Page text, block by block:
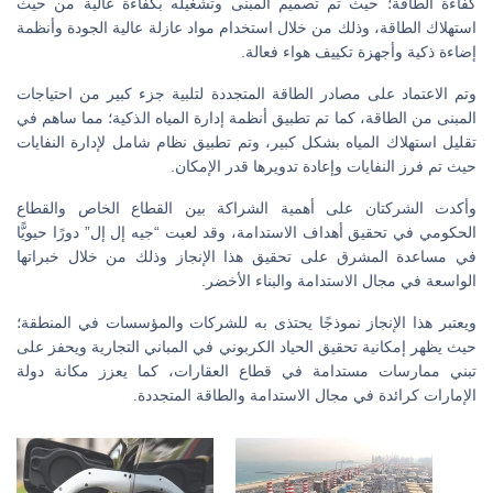
استهلاك الطاقة، وذلك من خلال استخدام مواد عازلة عالية الجودة وأنظمة
إضاءة ذكية وأجهزة تكييف هواء فعالة.
وتم الاعتماد على مصادر الطاقة المتجددة لتلبية جزء كبير من احتياجات
المبنى من الطاقة، كما تم تطبيق أنظمة إدارة المياه الذكية؛ مما ساهم في
تقليل استهلاك المياه بشكل كبير، وتم تطبيق نظام شامل لإدارة النفايات
حيث تم فرز النفايات وإعادة تدويرها قدر الإمكان.
وأكدت الشركتان على أهمية الشراكة بين القطاع الخاص والقطاع
الحكومي في تحقيق أهداف الاستدامة، وقد لعبت “جيه إل إل” دورًا حيويًّا
في مساعدة المشرق على تحقيق هذا الإنجاز وذلك من خلال خبراتها
الواسعة في مجال الاستدامة والبناء الأخضر.
ويعتبر هذا الإنجاز نموذجًا يحتذى به للشركات والمؤسسات في المنطقة؛
حيث يظهر إمكانية تحقيق الحياد الكربوني في المباني التجارية ويحفز على
تبني ممارسات مستدامة في قطاع العقارات، كما يعزز مكانة دولة
الإمارات كرائدة في مجال الاستدامة والطاقة المتجددة.